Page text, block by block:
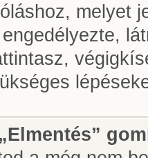
melyet